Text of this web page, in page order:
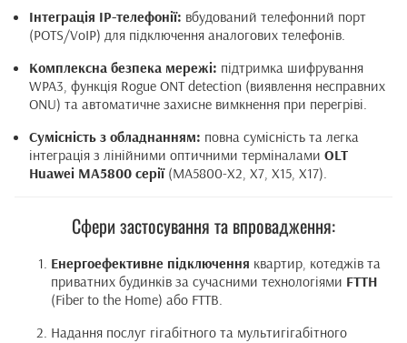
Інтеграція IP-телефонії: вбудований телефонний порт
(POTS/VoIP) для підключення аналогових телефонів.
Комплексна безпека мережі: підтримка шифрування
WPA3, функція Rogue ONT detection (виявлення несправних
ONU) та автоматичне захисне вимкнення при перегріві.
Сумісність з обладнанням: повна сумісність та легка
інтеграція з лінійними оптичними терміналами OLT
Huawei MA5800 серії(MA5800-X2, X7, X15, X17).
Сфери застосування та впровадження:
Енергоефективне підключення квартир, котеджів та
приватних будинків за сучасними технологіями FTTH
(Fiber to the Home) або FTTB.
Надання послуг гігабітного та мультигігабітного